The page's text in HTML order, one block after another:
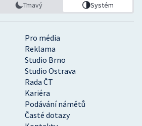
Pro média
Reklama
Studio Brno
Studio Ostrava
Rada ČT
Kariéra
Podávání námětů
Časté dotazy
Tmavý Systém